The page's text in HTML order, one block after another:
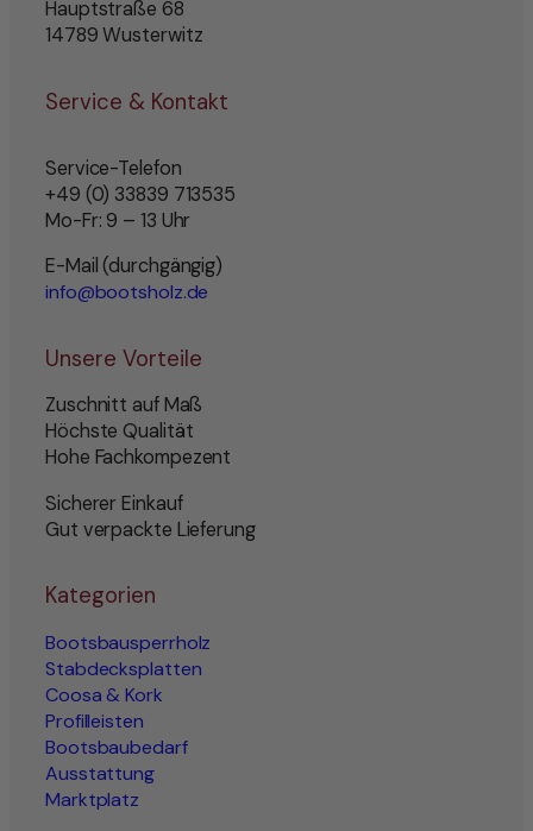
Hauptstraße 68
14789 Wusterwitz
Service & Kontakt
Service-Telefon
+49 (0) 33839 713535
Mo-Fr: 9 – 13 Uhr
E-Mail (durchgängig)
info@bootsholz.de
Unsere Vorteile
Zuschnitt auf Maß
Höchste Qualität
Hohe Fachkompezent
Sicherer Einkauf
Gut verpackte Lieferung
Kategorien
Bootsbausperrholz
Stabdecksplatten
Coosa & Kork
Profilleisten
Bootsbaubedarf
Ausstattung
Marktplatz